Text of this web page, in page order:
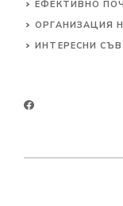
ЕФЕКТИВНО
ОРГАНИЗАЦИЯ
ИНТЕРЕСНИ